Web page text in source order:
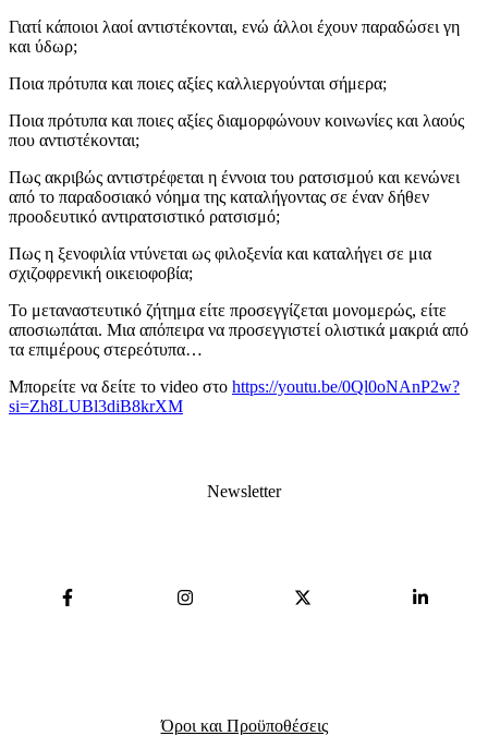
Γιατί κάποιοι λαοί αντιστέκονται, ενώ άλλοι έχουν παραδώσει γη
και ύδωρ;
Ποια πρότυπα και ποιες αξίες καλλιεργούνται σήμερα;
Ποια πρότυπα και ποιες αξίες διαμορφώνουν κοινωνίες και λαούς
που αντιστέκονται;
Πως ακριβώς αντιστρέφεται η έννοια του ρατσισμού και κενώνει
από το παραδοσιακό νόημα της καταλήγοντας σε έναν δήθεν
προοδευτικό αντιρατσιστικό ρατσισμό;
Πως η ξενοφιλία ντύνεται ως φιλοξενία και καταλήγει σε μια
σχιζοφρενική οικειοφοβία;
Το μεταναστευτικό ζήτημα είτε προσεγγίζεται μονομερώς, είτε
αποσιωπάται. Μια απόπειρα να προσεγγιστεί ολιστικά μακριά από
τα επιμέρους στερεότυπα…
Μπορείτε να δείτε το video στο https://youtu.be/0Ql0oNAnP2w?
si=Zh8LUBl3diB8krXM
Newsletter
Όροι και Προϋποθέσεις